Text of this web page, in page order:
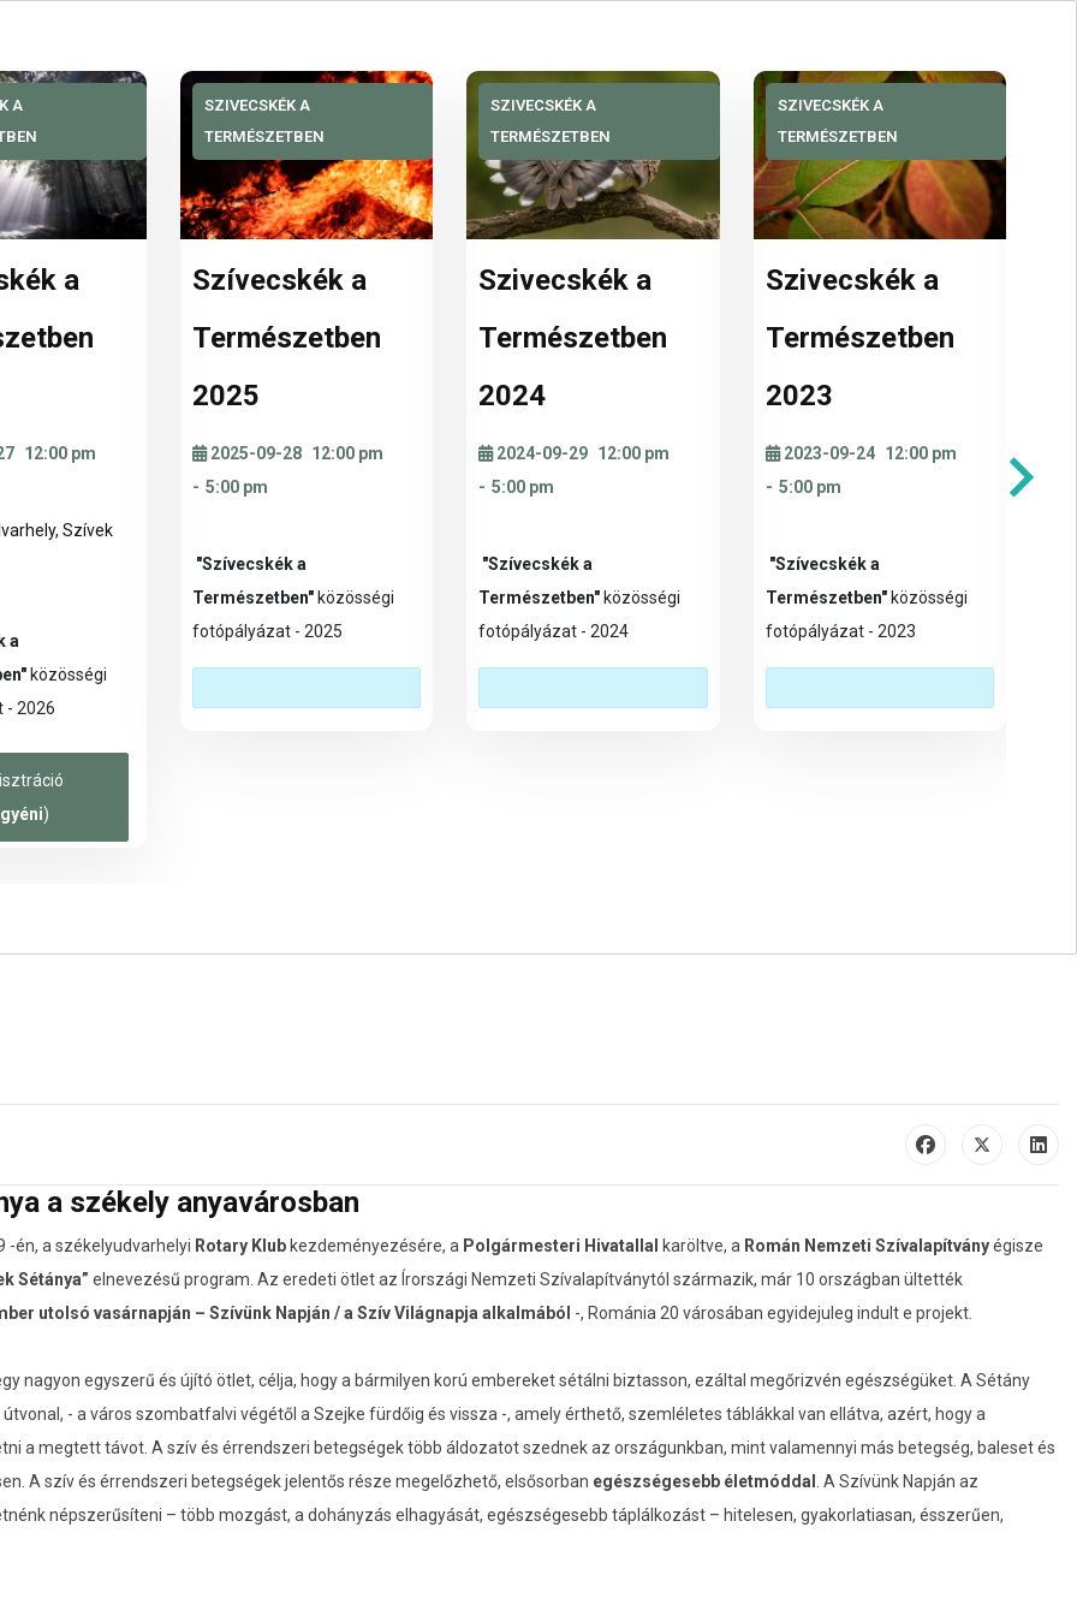
A
a
12:00 pm
Szívek
a
közösségi
- 2026
)
SZIVECSKÉK A
TERMÉSZETBEN
Szívecskék a
Természetben
2025
2025-09-28 12:00 pm
- 5:00 pm
"Szívecskék a
Természetben"közösségi
fotópályázat - 2025
SZIVECSKÉK A
TERMÉSZETBEN
Szivecskék a
Természetben
2024
2024-09-29 12:00 pm
- 5:00 pm
"Szívecskék a
Természetben" közösségi
fotópályázat - 2024
SZIVECSKÉK A
TERMÉSZETBEN
Szivecskék a
Természetben
2023
2023-09-24 12:00 pm
- 5:00 pm
"Szívecskék a
Természetben"közösségi
fotópályázat - 2023
a székely anyavárosban
-én, a székelyudvarhelyi Rotary Klub kezdeményezésére, a Polgármesteri Hivatallal karöltve, a Román Nemzeti Szívalapítványégisze
Sétánya” elnevezésű program. Az eredeti ötlet az Írországi Nemzeti Szívalapítványtól származik, már 10 országban ültették
utolsó vasárnapján – Szívünk Napján / a Szív Világnapja alkalmából -, Románia 20 városában egyidejuleg indult e projekt.
nagyon egyszerű és újító ötlet, célja, hogy a bármilyen korú embereket sétálni biztasson, ezáltal megőrizvén egészségüket. A Sétány
- a város szombatfalvi végétől a Szejke fürdőig és vissza -, amely érthető, szemléletes táblákkal van ellátva, azért, hogy a
a megtett távot. A szív és érrendszeri betegségek több áldozatot szednek az országunkban, mint valamennyi más betegség, baleset és
A szív és érrendszeri betegségek jelentős része megelőzhető, elsősorban egészségesebb életmóddal
. A Szívünk Napján az
népszerűsíteni – több mozgást, a dohányzás elhagyását, egészségesebb táplálkozást – hitelesen, gyakorlatiasan, ésszerűen,